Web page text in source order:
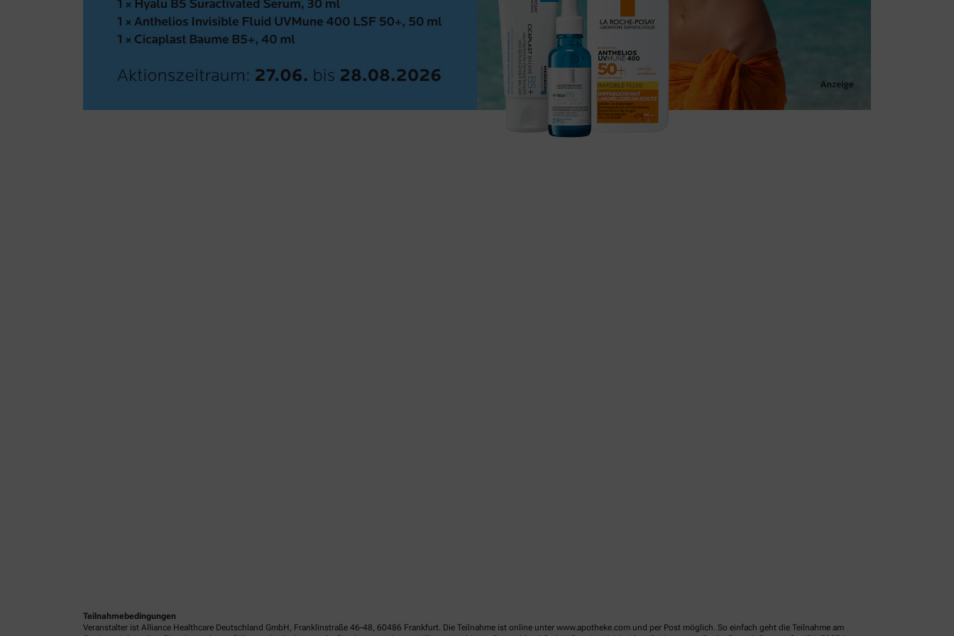
Teilnahmebedingungen
Veranstalter ist Alliance Healthcare Deutschland GmbH, Franklinstraße 46-48, 60486 Frankfurt. Die Teilnahme ist online unter www.apotheke.com und per Post möglich. So einfach geht die Teilnahme am